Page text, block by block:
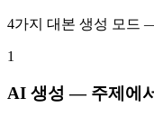
4가지 대본 생성 모드
1
AI 생성 — 주제에